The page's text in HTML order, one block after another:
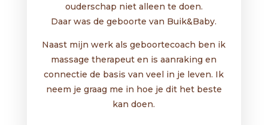
ouderschap niet alleen te doen.
Daar was de geboorte van Buik&Baby.
Naast mijn werk als geboortecoach ben ik
massage therapeut en is aanraking en
connectie de basis van veel in je leven. Ik
neem je graag me in hoe je dit het beste
kan doen.